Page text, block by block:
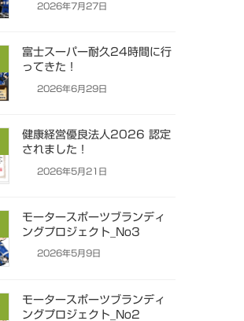
2026年7月27日
富士スーパー耐久24時間に行
ってきた！
2026年6月29日
健康経営優良法人2026 認定
されました！
2026年5月21日
モータースポーツブランディ
ングプロジェクト_No3
2026年5月9日
モータースポーツブランディ
ングプロジェクト_No2